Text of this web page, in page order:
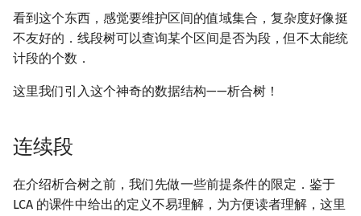
F.A.Q.
镜像站列表
出题 Kate
Dev-C++
Xcode
WSL (Windows 10)
Special Judge
Polygon
OJ 工具
函数
文件操作
新版 C++ 特性
Lambda 表达式
Python 速成
Java 速成
排序 快速排序
归并排序
希尔排序
前缀和 & 差分
倍增
构造
迭代加深搜索
IDA*
Dancing Links
Alpha–Beta 剪枝
树形 DP
状压 DP
插头 DP
计数 DP
状态设计优化
前缀函数与 KMP 算法
Boyer–Moore 算法
AC 自动机
后缀数组 (SA)
快速幂
置换和排列
复数
数论
分解质因数
裴蜀定理 & 一次不定方程
线性同余方程
多项式牛顿迭代
多项式多点求值|快速插值
多项式平移|连续点值平移
斯特林数
贝尔数
Eulerian Number
线性空间
线性基
对角化
Kinetic Tournament Tree
Size Balanced Tree
AVL 树
左偏红黑树
AA 树
本原段
析点与合点
析合树的构造
增量法
树上启发式合并
虚树
AHU 算法
有向无环图
拓扑排序
生成树问题
斯坦纳树
凸包
扫描线
半平面交
平面最近点对
悬线法
有限状态自动机
字节顺序
约瑟夫问题
看到这个东西，感觉要维护区间的值域集合，复杂度好像挺
不友好的．线段树可以查询某个区间是否为段，但不太能统
计段的个数．
这里我们引入这个神奇的数据结构——析合树！
连续段
在介绍析合树之前，我们先做一些前提条件的限定．鉴于
LCA 的课件中给出的定义不易理解，为方便读者理解，这里